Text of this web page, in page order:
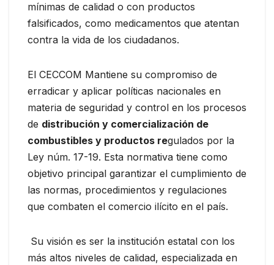
mínimas de calidad o con productos
falsificados, como medicamentos que atentan
contra la vida de los ciudadanos.
El CECCOM Mantiene su compromiso de
erradicar y aplicar políticas nacionales en
materia de seguridad y control en los procesos
de distribución y comercialización de
combustibles y productos regulados por la
Ley núm. 17-19. Esta normativa tiene como
objetivo principal garantizar el cumplimiento de
las normas, procedimientos y regulaciones
que combaten el comercio ilícito en el país.
Su visión es ser la institución estatal con los
más altos niveles de calidad, especializada en